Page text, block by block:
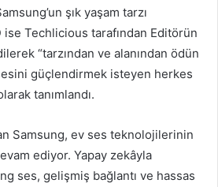
şık yaşam tarzı
ise Techlicious tarafından Editörün
“tarzından ve alanından ödün
güçlendirmek isteyen herkes
tanımlandı.
Samsung, ev ses teknolojilerinin
ediyor. Yapay zekâyla
ses, gelişmiş bağlantı ve hassas